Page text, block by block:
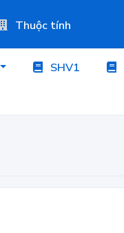
Thuộc tính
SHV1